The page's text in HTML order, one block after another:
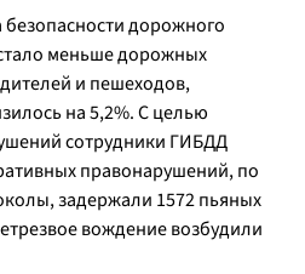
безопасности дорожного
меньше дорожных
и пешеходов,
на 5,2%. С целью
сотрудники ГИБДД
правонарушений, по
задержали 1572 пьяных
вождение возбудили